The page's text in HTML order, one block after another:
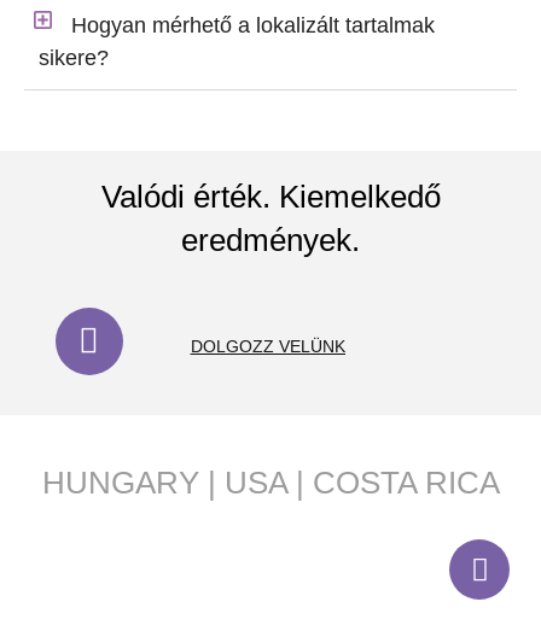
Hogyan mérhető a lokalizált tartalmak
sikere?
Valódi érték. Kiemelkedő
eredmények.
DOLGOZZ VELÜNK
HUNGARY | USA | COSTA RICA